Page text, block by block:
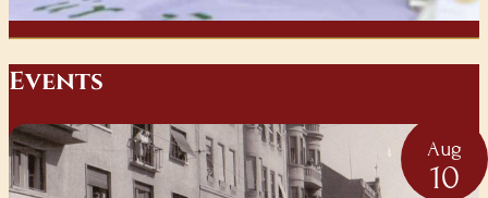
Events
Aug
10